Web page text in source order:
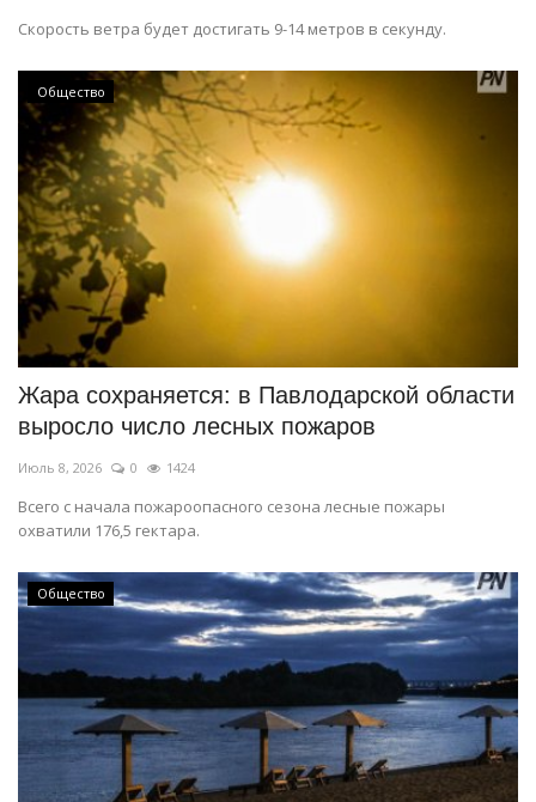
Скорость ветра будет достигать 9-14 метров в секунду.
Общество
Жара сохраняется: в Павлодарской области
выросло число лесных пожаров
Июль 8, 2026 0 1424
Всего с начала пожароопасного сезона лесные пожары
охватили 176,5 гектара.
Общество